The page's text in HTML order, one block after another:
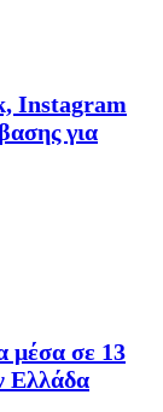
Instagram
για
μέσα σε 13
Ελλάδα